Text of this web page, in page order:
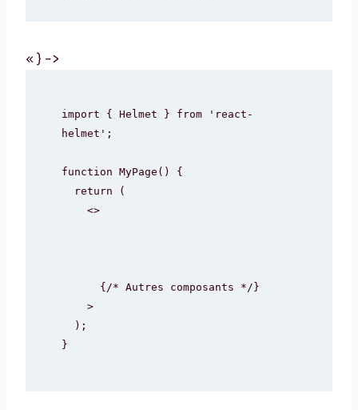
« } –>
import { Helmet } from 'react-
helmet';
function MyPage() {
}